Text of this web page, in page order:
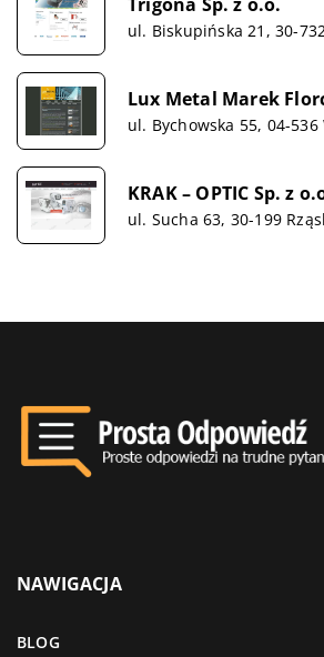
ul. Biskupińska 21, 30-
Lux Metal Marek
ul. Bychowska 55, 04-536
KRAK – OPTIC Sp. z
ul. Sucha 63, 30-199
NAWIGACJA
BLOG